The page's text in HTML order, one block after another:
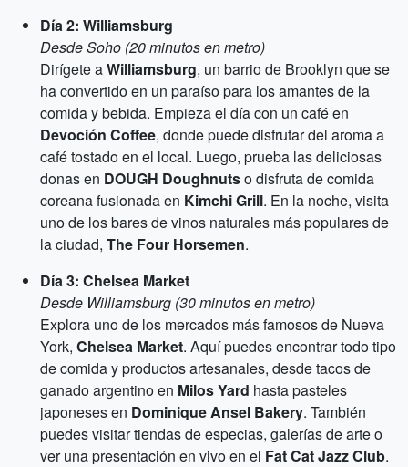
Día 2: Williamsburg
Desde Soho (20 minutos en metro)
Dirígete aWilliamsburg, un barrio de Brooklyn que se
ha convertido en un paraíso para los amantes de la
comida y bebida. Empieza el día con un café en
Devoción Coffee, donde puede disfrutar del aroma a
café tostado en el local. Luego, prueba las deliciosas
donas en DOUGH Doughnutso disfruta de comida
coreana fusionada en Kimchi Grill. En la noche, visita
uno de los bares de vinos naturales más populares de
la ciudad, The Four Horsemen.
Día 3: Chelsea Market
Desde Williamsburg (30 minutos en metro)
Explora uno de los mercados más famosos de Nueva
York, Chelsea Market. Aquí puedes encontrar todo tipo
de comida y productos artesanales, desde tacos de
ganado argentino en Milos Yard hasta pasteles
japoneses en Dominique Ansel Bakery. También
puedes visitar tiendas de especias, galerías de arte o
ver una presentación en vivo en el Fat Cat Jazz Club.